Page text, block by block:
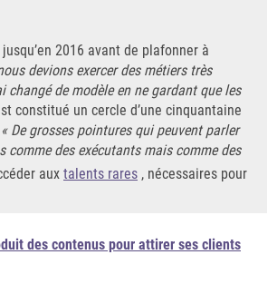
2016 avant de plafonner à
devions exercer des métiers très
changé de modèle en ne gardant que les
constitué un cercle d’une cinquantaine
« De grosses pointures qui peuvent parler
comme des exécutants mais comme des
aux talents rares , nécessaires pour
des contenus pour attirer ses clients